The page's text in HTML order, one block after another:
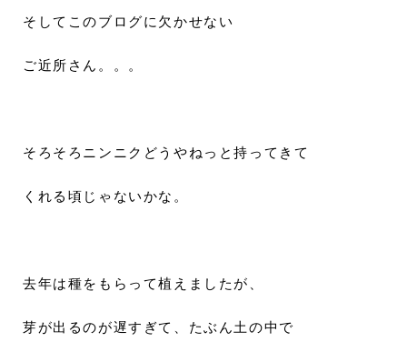
そしてこのブログに欠かせない
ご近所さん。。。
そろそろニンニクどうやねっと持ってきて
くれる頃じゃないかな。
去年は種をもらって植えましたが、
芽が出るのが遅すぎて、たぶん土の中で